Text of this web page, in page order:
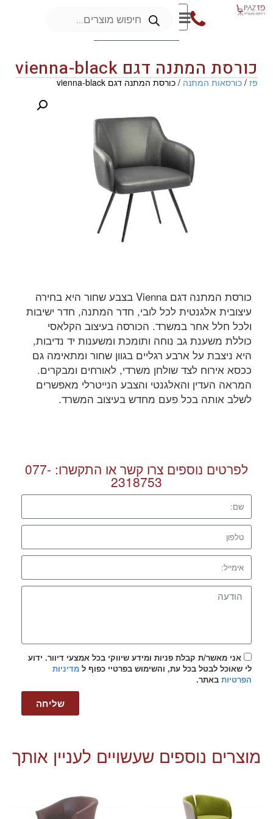
כורסת המתנה דגם vienna-black
פז/כורסאות המתנה/ כורסת המתנה דגם vienna-black
כורסת המתנה דגם Vienna בצבע שחור היא בחירה
עיצובית אלגנטית לכל לובי, חדר המתנה, חדר ישיבות
ולכל חלל אחר במשרד. הכורסה בעיצוב הקלאסי
כוללת משענת גב נוחה ותומכת ומשענות יד נדיבות,
היא ניצבת על ארבע רגליים בגוון שחור ומתאימה גם
ככסא אירוח לצד שולחן משרדי, לאורחים ומבקרים.
המראה העדין והאלגנטי והצבע הנייטרלי מאפשרים
לשלב אותה בכל פעם מחדש בעיצוב המשרד.
לפרטים נוספים צרו קשר או התקשרו: 077-
2318753
אני מאשר/ת קבלת פניות ומידע שיווקי בכל אמצעי דיוור. ידוע
לי שאוכל לבטל בכל עת, והשימוש בפרטיי כפוף ל מדיניות
הפרטיות באתר.
שליחה
מוצרים נוספים שעשויים לעניין אותך